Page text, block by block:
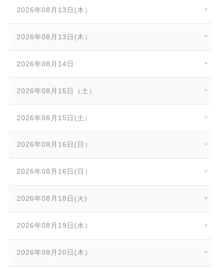
2026年08月13日(木）
2026年08月13日(木）
2026年08月14日
2026年08月15日（土）
2026年08月15日(土）
2026年08月16日(日）
2026年08月16日(日）
2026年08月18日(火)
2026年08月19日(水）
2026年08月20日(木）